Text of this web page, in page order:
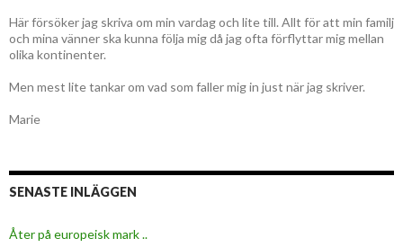
Här försöker jag skriva om min vardag och lite till. Allt för att min familj
och mina vänner ska kunna följa mig då jag ofta förflyttar mig mellan
olika kontinenter.
Men mest lite tankar om vad som faller mig in just när jag skriver.
Marie
SENASTE INLÄGGEN
Åter på europeisk mark ..